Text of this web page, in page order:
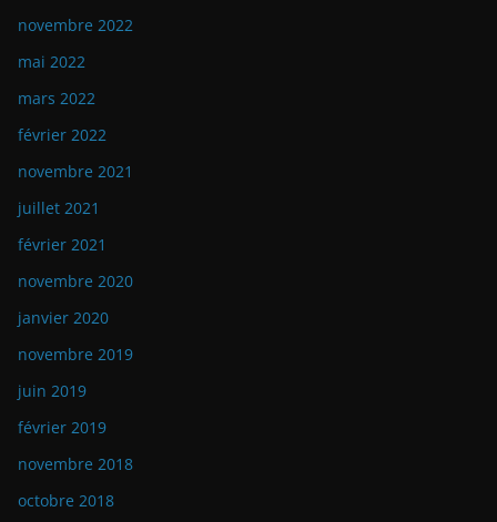
novembre 2022
mai 2022
mars 2022
février 2022
novembre 2021
juillet 2021
février 2021
novembre 2020
janvier 2020
novembre 2019
juin 2019
février 2019
novembre 2018
octobre 2018